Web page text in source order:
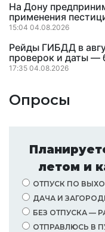
На Дону
применения
15:04 04.08.2026
Рейды ГИБДД в
проверок и даты —
17:35 04.08.2026
Опросы
летом и
ОТПУСК ПО
ДАЧА И
БЕЗ ОТПУСКА —
ОТПРАВЛЮСЬ В